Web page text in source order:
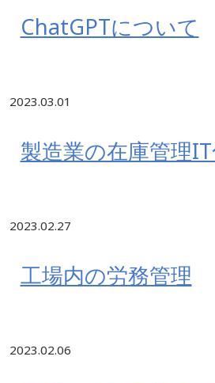
ChatGPTについて
2023.03.01
製造業の在庫管理
2023.02.27
工場内の労務管理
2023.02.06